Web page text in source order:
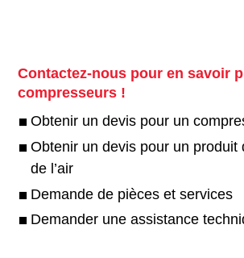
Contactez-nous pour en savoir
compresseurs !
Obtenir un devis pour un
Obtenir un devis pour un produit
de l’air
Demande de pièces et services
Demander une assistance